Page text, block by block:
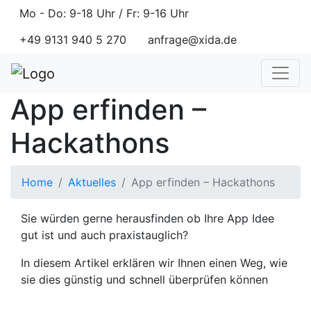
Mo - Do: 9-18 Uhr / Fr: 9-16 Uhr
+49 9131 940 5 270
anfrage@xida.de
App erfinden –
Hackathons
Home Aktuelles App erfinden – Hackathons
Sie würden gerne herausfinden ob Ihre App Idee
gut ist und auch praxistauglich?
In diesem Artikel erklären wir Ihnen einen Weg, wie
sie dies günstig und schnell überprüfen können